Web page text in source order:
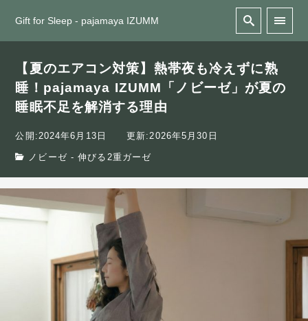
Gift for Sleep - pajamaya IZUMM
【夏のエアコン対策】熱帯夜も冷えずに熟
睡！pajamaya IZUMM「ノビーゼ」が夏の
睡眠不足を解消する理由
公開:2024年6月13日 更新:2026年5月30日
ノビーゼ - 伸びる2重ガーゼ